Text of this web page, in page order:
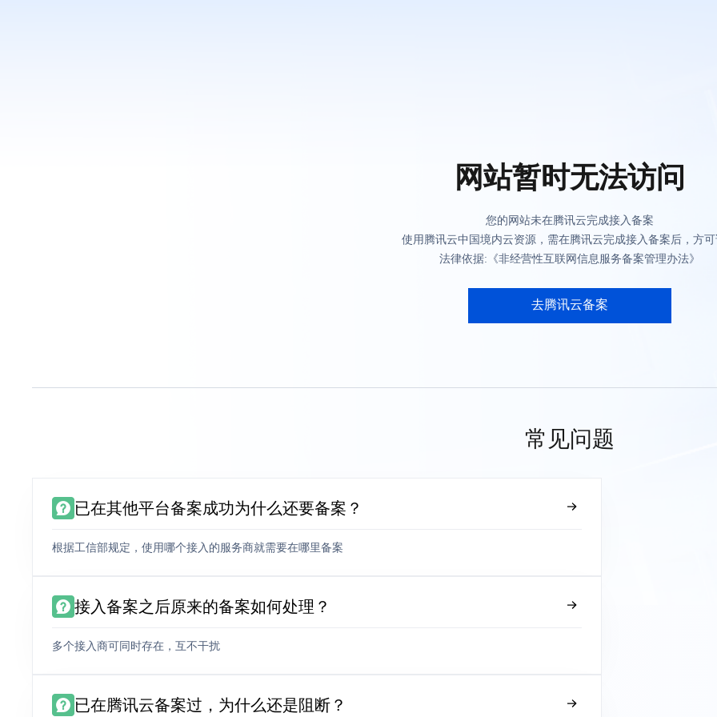
网站暂时无法访问
您的网站未在腾讯云完成接入备案
使用腾讯云中国境内云资源，需在腾讯云完成接入备案后，方
法律依据:《非经营性互联网信息服务备案管理办法》
去腾讯云备案
常见问题
已在其他平台备案成功为什么还要备案？
根据工信部规定，使用哪个接入的服务商就需要在哪里备案
接入备案之后原来的备案如何处理？
多个接入商可同时存在，互不干扰
已在腾讯云备案过，为什么还是阻断？